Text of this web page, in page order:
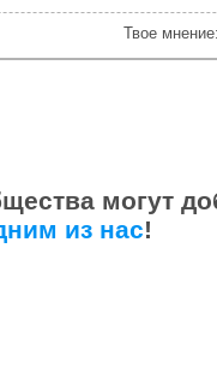
Твое
могут
из нас!